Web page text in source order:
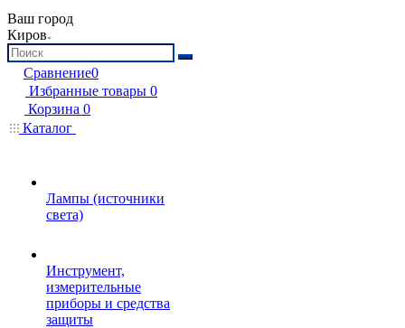
Ваш город
Киров
Сравнение0
Избранные товары 0
Корзина 0
Каталог
Лампы (источники
света)
Инструмент,
измерительные
приборы и средства
защиты